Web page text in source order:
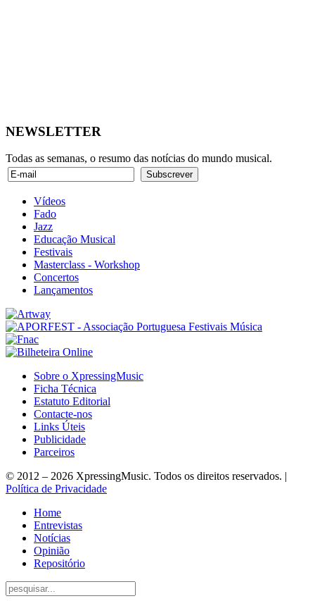
NEWSLETTER
Todas as semanas, o resumo das notícias do mundo musical.
Vídeos
Fado
Jazz
Educação Musical
Festivais
Masterclass - Workshop
Concertos
Lançamentos
Sobre o XpressingMusic
Ficha Técnica
Estatuto Editorial
Contacte-nos
Links Úteis
Publicidade
Parceiros
© 2012 – 2026 XpressingMusic. Todos os direitos reservados. |
Política de Privacidade
Home
Entrevistas
Notícias
Opinião
Repositório